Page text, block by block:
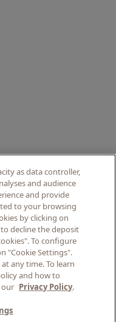
ALL
as data controller,
and audience
and provide
to your browsing
by clicking on
decline the deposit
To configure
"Cookie Settings".
any time. To learn
and how to
our Privacy Policy.